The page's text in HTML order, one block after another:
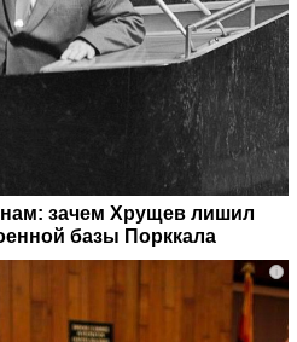
зачем Хрущев лишил
базы Порккала
i